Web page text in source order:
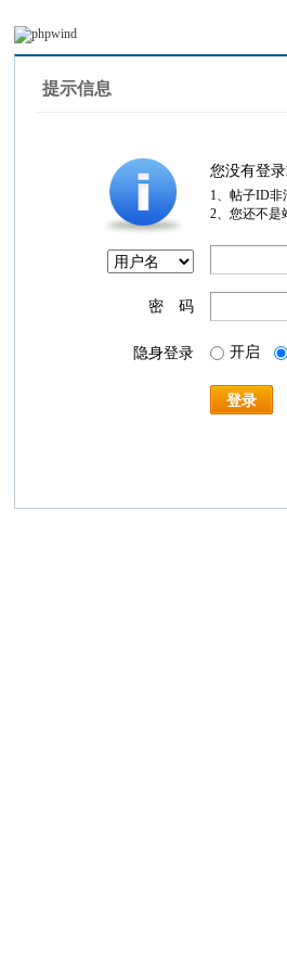
提示信息
您没有登
1、帖子ID非
2、您还不是
密 码
隐身登录 开启
登录